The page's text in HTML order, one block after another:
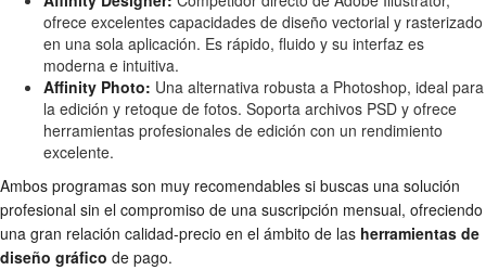
ofrece excelentes capacidades de diseño vectorial y rasterizado
en una sola aplicación. Es rápido, fluido y su interfaz es
moderna e intuitiva.
Affinity Photo: Una alternativa robusta a Photoshop, ideal para
la edición y retoque de fotos. Soporta archivos PSD y ofrece
herramientas profesionales de edición con un rendimiento
excelente.
Ambos programas son muy recomendables si buscas una solución
profesional sin el compromiso de una suscripción mensual, ofreciendo
una gran relación calidad-precio en el ámbito de las herramientas de
diseño gráfico de pago.